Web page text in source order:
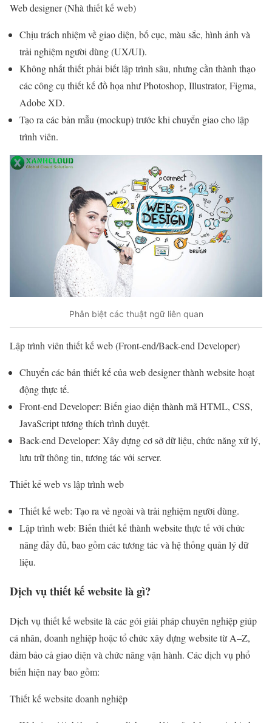
Web designer (Nhà thiết kế web)
Chịu trách nhiệm về giao diện, bố cục, màu sắc, hình ảnh và
trải nghiệm người dùng (UX/UI).
Không nhất thiết phải biết lập trình sâu, nhưng cần thành thạo
các công cụ thiết kế đồ họa như Photoshop, Illustrator, Figma,
Adobe XD.
Tạo ra các bản mẫu (mockup) trước khi chuyển giao cho lập
trình viên.
Phân biệt các thuật ngữ liên quan
Lập trình viên thiết kế web (Front-end/Back-end Developer)
Chuyển các bản thiết kế của web designer thành website hoạt
động thực tế.
Front-end Developer: Biến giao diện thành mã HTML, CSS,
JavaScript tương thích trình duyệt.
Back-end Developer: Xây dựng cơ sở dữ liệu, chức năng xử lý,
lưu trữ thông tin, tương tác với server.
Thiết kế web vs lập trình web
Thiết kế web: Tạo ra vẻ ngoài và trải nghiệm người dùng.
Lập trình web: Biến thiết kế thành website thực tế với chức
năng đầy đủ, bao gồm các tương tác và hệ thống quản lý dữ
liệu.
Dịch vụ thiết kế website là gì?
Dịch vụ thiết kế website là các gói giải pháp chuyên nghiệp giúp
cá nhân, doanh nghiệp hoặc tổ chức xây dựng website từ A–Z,
đảm bảo cả giao diện và chức năng vận hành. Các dịch vụ phổ
biến hiện nay bao gồm:
Thiết kế website doanh nghiệp